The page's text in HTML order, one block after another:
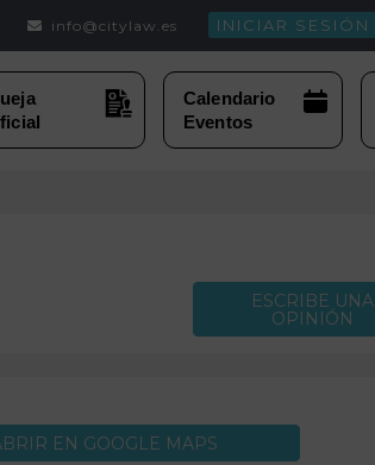
INICIAR SESIÓN
info@citylaw.es
ESCRIBE UNA
OPINIÓN
EN GOOGLE MAPS